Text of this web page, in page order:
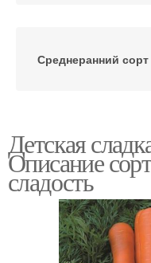
Среднеранний сорт
Детская
Описание
сладость